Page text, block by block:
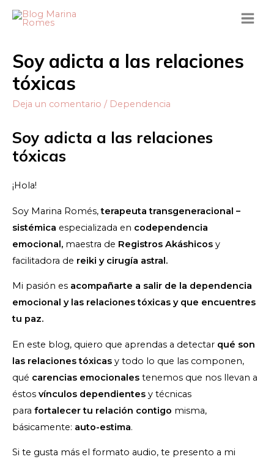
Soy adicta a las relaciones
tóxicas
Deja un comentario / Dependencia
Soy adicta a las relaciones
tóxicas
¡Hola!
Soy Marina Romés,terapeuta transgeneracional –
sistémica especializada en codependencia
emocional, maestra de Registros Akáshicos y
facilitadora de reiki y cirugía astral.
Mi pasión es acompañarte a salir de la dependencia
emocional y las relaciones tóxicas y que encuentres
tu paz.
En este blog, quiero que aprendas a detectar qué son
las relaciones tóxicas y todo lo que las componen,
qué carencias emocionales tenemos que nos llevan a
éstos vínculos dependientes y técnicas
para fortalecer tu relación contigo misma,
básicamente: auto-estima.
Si te gusta más el formato audio, te presento a mi